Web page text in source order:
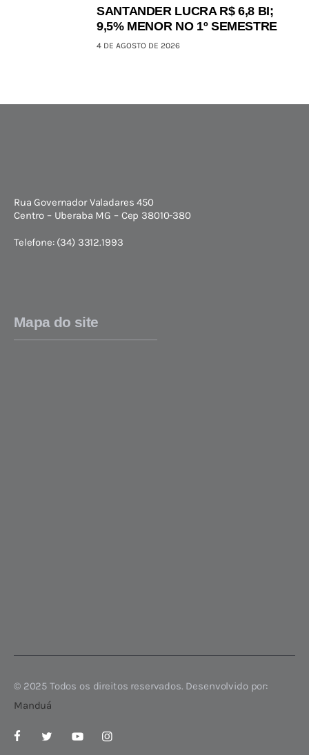
SANTANDER LUCRA R$ 6,8 BI;
9,5% MENOR NO 1º SEMESTRE
4 DE AGOSTO DE 2026
Rua Governador Valadares 450
Centro – Uberaba MG – Cep 38010-380
Telefone: (34) 3312.1993
Mapa do site
© 2025 Todos os direitos reservados. Desenvolvido por:
Manduá